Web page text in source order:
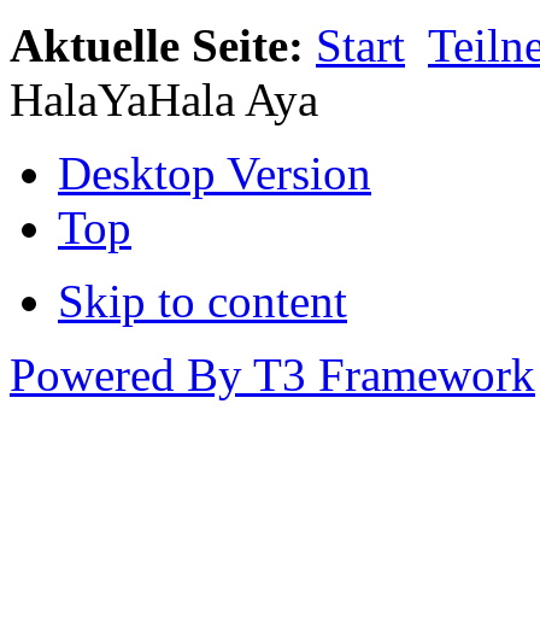
Aktuelle Seite: Start
HalaYaHala Aya
Desktop Version
Top
Skip to content
Powered By T3 Framework